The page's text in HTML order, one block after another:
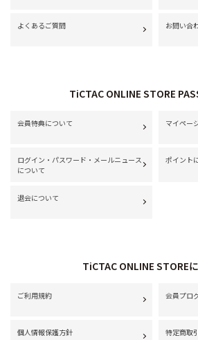
よくあるご質問 お問い合
TiCTAC ONLINE STORE
会員特典について マイペー
ログイン・パスワード・メールニュース
について
ポイント
退会について
TiCTAC ONLINE STORE
ご利用規約 会員プロ
個人情報保護方針 特定商取